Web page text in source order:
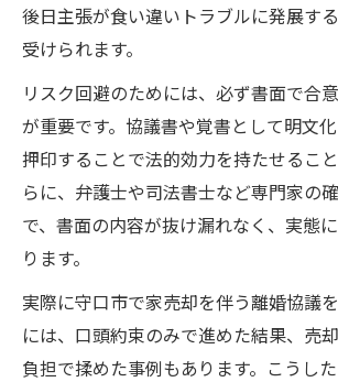
後日主張が食い違いトラブルに発展す
受けられます。
リスク回避のためには、必ず書面で合
が重要です。協議書や覚書として明文
押印することで法的効力を持たせるこ
らに、弁護士や司法書士など専門家の
で、書面の内容が抜け漏れなく、実態
ります。
実際に守口市で家売却を伴う離婚協議
には、口頭約束のみで進めた結果、売
負担で揉めた事例もあります。こうし